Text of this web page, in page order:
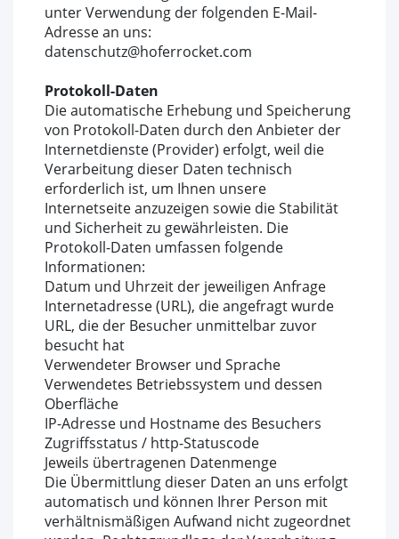
unter Verwendung der folgenden E-Mail-
Adresse an uns:
datenschutz@hoferrocket.com
Protokoll-Daten
Die automatische Erhebung und Speicherung
von Protokoll-Daten durch den Anbieter der
Internetdienste (Provider) erfolgt, weil die
Verarbeitung dieser Daten technisch
erforderlich ist, um Ihnen unsere
Internetseite anzuzeigen sowie die Stabilität
und Sicherheit zu gewährleisten. Die
Protokoll-Daten umfassen folgende
Informationen:
Datum und Uhrzeit der jeweiligen Anfrage
Internetadresse (URL), die angefragt wurde
URL, die der Besucher unmittelbar zuvor
besucht hat
Verwendeter Browser und Sprache
Verwendetes Betriebssystem und dessen
Oberfläche
IP-Adresse und Hostname des Besuchers
Zugriffsstatus / http-Statuscode
Jeweils übertragenen Datenmenge
Die Übermittlung dieser Daten an uns erfolgt
automatisch und können Ihrer Person mit
verhältnismäßigen Aufwand nicht zugeordnet